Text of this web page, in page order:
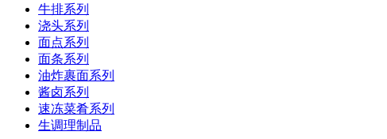
牛排系列
浇头系列
面点系列
面条系列
油炸裹面系列
酱卤系列
速冻菜肴系列
生调理制品